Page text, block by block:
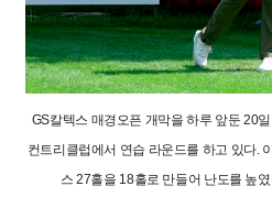
GS칼텍스 매경오픈 개막을 하루 앞둔 20
컨트리클럽에서 연습 라운드를 하고 있다.
스 27홀을 18홀로 만들어 난도를 높